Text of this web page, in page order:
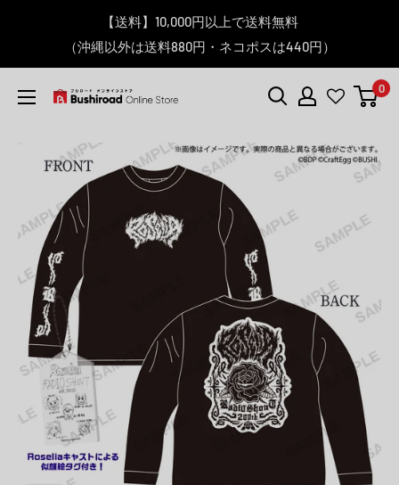
▼送料をおトクにお買物する方法をご紹介♪
【こちらをクリック】
【送料】10,000円以上で送料無料
（沖縄以外は送料880円・ネコポスは440円）
＼予約受付中！／
BanG Dream! ちゃむりぃ みに Ave Mujica 鮮美透涼 ver.販売
中！
▼「作品・ブランドから探す」で
欲しい商品を手に入れよう！
▼スムーズに商品を探すなら、
「カテゴリーから探す」を活用しよう！
▼お気に入り登録機能を活用しよう♪
【こちらをクリック】
ブ
ー
オ
ン
ラ
イ
ン
ト
ア
0